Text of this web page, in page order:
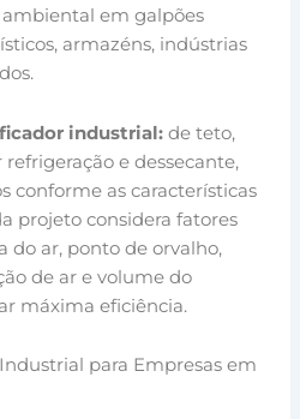
em galpões
armazéns, indústrias
industrial:de teto,
e dessecante,
conforme as características
projeto considera fatores
do ar, ponto de orvalho,
de ar e volume do
máxima eficiência.
para Empresas em